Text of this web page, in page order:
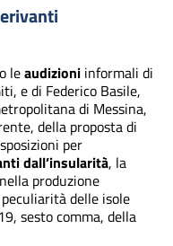
leaudizioni informali di
e di Federico Basile,
di Messina,
della proposta di
per
dall’insularità, la
produzione
delle isole
sesto comma, della